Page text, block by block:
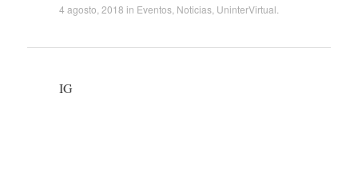
4 agosto, 2018 in Eventos, Noticias, UninterVirtual
IG